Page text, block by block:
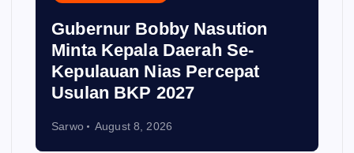
Gubernur Bobby Nasution
Minta Kepala Daerah Se-
Kepulauan Nias Percepat
Usulan BKP 2027
Sarwo August 8, 2026